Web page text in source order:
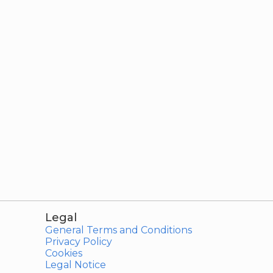
Legal
General Terms and Conditions
Privacy Policy
Cookies
Legal Notice